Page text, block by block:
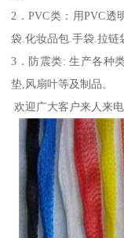
2．PVC类：用PVC
袋.化妆品包.手袋.拉链
3．防震类: 生产各种
垫,风扇叶等及制品。
欢迎广大客户来人来电